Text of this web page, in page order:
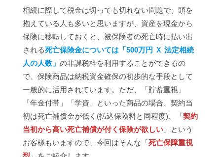
相続に際して税金は切っても切れない問題で、頭を
抱えている人も多いと思いますが、資産を現金から
保険に移転しておくと、被保険者の死亡時に払い出
される死亡保険金については「500万円 Ｘ 法定相続
人の人数」 の非課税枠を利用することができるの
で、保険商品は納税資金確保の初歩的な手段として
一般的に活用されています。ただ、「貯蓄重視」
「年金付帯」「学資」といった商品の場合、契約当
初は死亡補償金が低く(払込保険料と同程度)、「契約
当初から高い死亡補償が付く保険が欲しい 」という
お客様もいますので、今回はそんな「死亡保障重視